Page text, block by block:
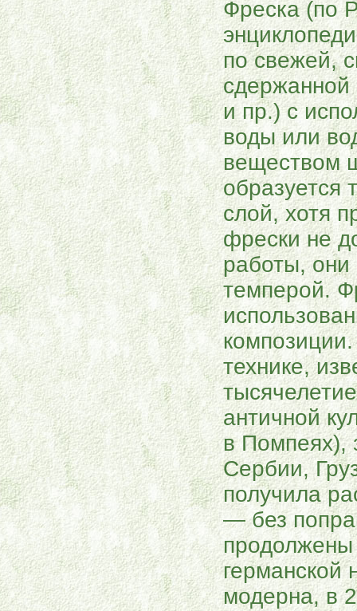
Фреска (по
по свежей,
сдержанной
и пр.) с
воды или
веществом
образуется
слой, хотя
фрески не
работы, они
темперой.
технике,
античной
в Помпеях),
Сербии,
получила
— без
германской
модерна, в